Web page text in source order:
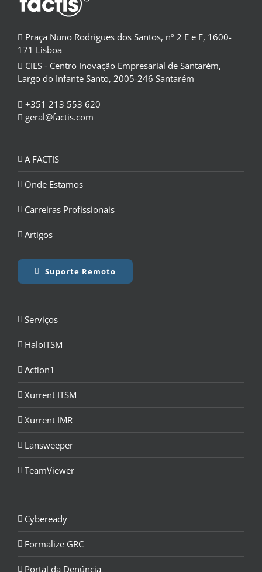
Praça Nuno Rodrigues dos Santos, nº 2 E e F, 1600-
171 Lisboa
CIES - Centro Inovação Empresarial de Santarém,
Largo do Infante Santo, 2005-246 Santarém
+351 213 553 620
geral@factis.com
A FACTIS
Onde Estamos
Carreiras Profissionais
Artigos
Suporte Remoto
Serviços
HaloITSM
Action1
Xurrent ITSM
Xurrent IMR
Lansweeper
TeamViewer
Cybeready
Formalize GRC
Portal da Denúncia